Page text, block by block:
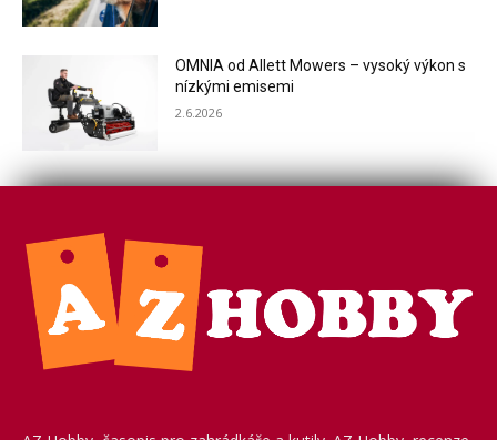
OMNIA od Allett Mowers – vysoký výkon s
nízkými emisemi
2.6.2026